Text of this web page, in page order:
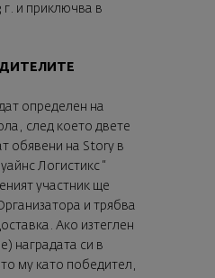
г. и приключва в
определен на
след което двете
обявени на Story в
Логистикс “
участник ще
и трябва
Ако изтеглен
наградата си в
му като победител,